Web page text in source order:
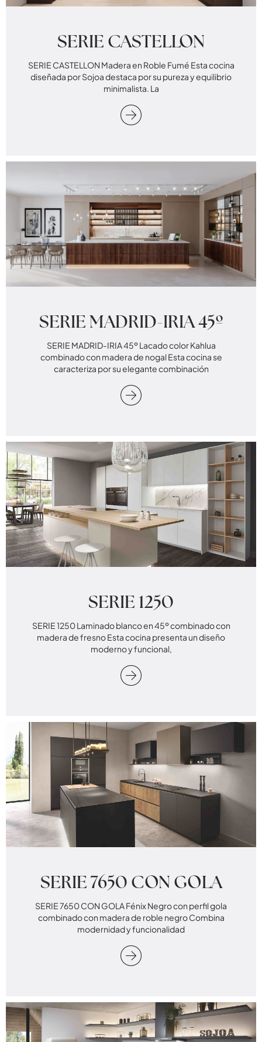
SERIE CASTELLON
SERIE CASTELLON Madera en Roble Fumé Esta cocina
diseñada por Sojoa destaca por su pureza y equilibrio
minimalista. La
SERIE MADRID-IRIA 45º
SERIE MADRID-IRIA 45º Lacado color Kahlua
combinado con madera de nogal Esta cocina se
caracteriza por su elegante combinación
SERIE 1250
SERIE 1250 Laminado blanco en 45º combinado con
madera de fresno Esta cocina presenta un diseño
moderno y funcional,
SERIE 7650 CON GOLA
SERIE 7650 CON GOLA Fénix Negro con perfil gola
combinado con madera de roble negro Combina
modernidad y funcionalidad